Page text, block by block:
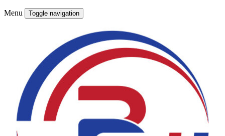
Menu Toggle navigation